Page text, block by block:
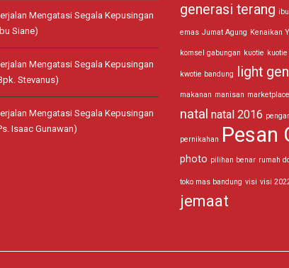
Mengatasi Segala Kepusingan
Siane)
Mengatasi Segala Kepusingan
Stevanus)
Mengatasi Segala Kepusingan
Isaac Gunawan)
generasi terang
emas Jumat Agung Kenaikan
komsel gabungan kuotie
kwotie bandung light
makanan manisan marketplace
natal natal 2016
pernikahan Pesan
photo pilihan benar rumah
toko mas bandung visi visi
jemaat